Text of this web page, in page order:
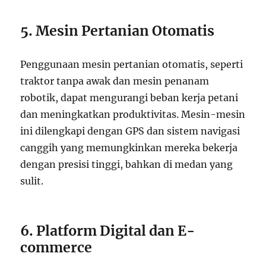
5. Mesin Pertanian Otomatis
Penggunaan mesin pertanian otomatis, seperti
traktor tanpa awak dan mesin penanam
robotik, dapat mengurangi beban kerja petani
dan meningkatkan produktivitas. Mesin-mesin
ini dilengkapi dengan GPS dan sistem navigasi
canggih yang memungkinkan mereka bekerja
dengan presisi tinggi, bahkan di medan yang
sulit.
6. Platform Digital dan E-
commerce